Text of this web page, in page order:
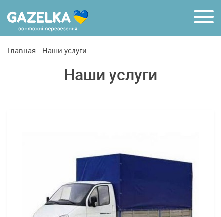
Главная Наши услуги
Наши услуги